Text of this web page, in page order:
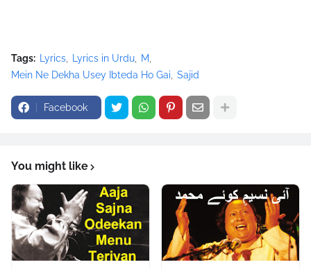
Tags: Lyrics Lyrics in Urdu
M
Mein Ne Dekha Usey Ibteda Ho Gai
Sajid
Facebook
You might like